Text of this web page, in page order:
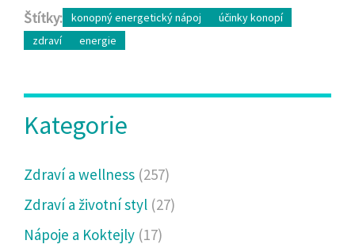
Štítky: konopný energetický nápoj
účinky konopí
zdraví
energie
Kategorie
Zdraví a wellness (257)
Zdraví a životní styl (27)
Nápoje a Koktejly (17)